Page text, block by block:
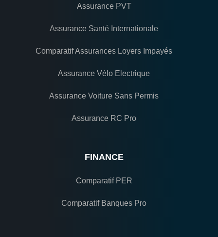
Assurance PVT
Assurance Santé Internationale
Comparatif Assurances Loyers Impayés
Assurance Vélo Electrique
Assurance Voiture Sans Permis
Assurance RC Pro
FINANCE
Comparatif PER
Comparatif Banques Pro